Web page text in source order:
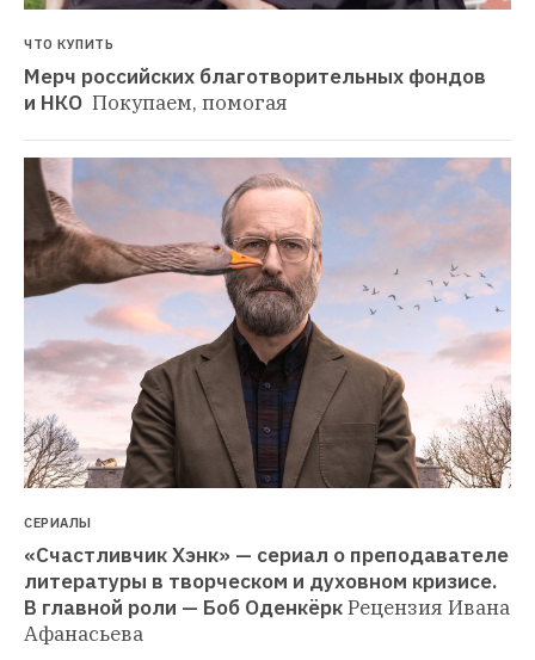
ЧТО КУПИТЬ
Мерч российских благотворительных фондов
и НКО Покупаем, помогая
СЕРИАЛЫ
«Счастливчик Хэнк» — сериал о преподавателе
литературы в творческом и духовном кризисе.
В главной роли — Боб ОденкёркРецензия Ивана
Афанасьева